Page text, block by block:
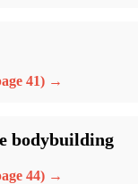
41) →
bodybuilding
44) →